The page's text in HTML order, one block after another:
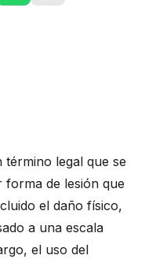
término legal que se
forma de lesión que
el daño físico,
a una escala
el uso del